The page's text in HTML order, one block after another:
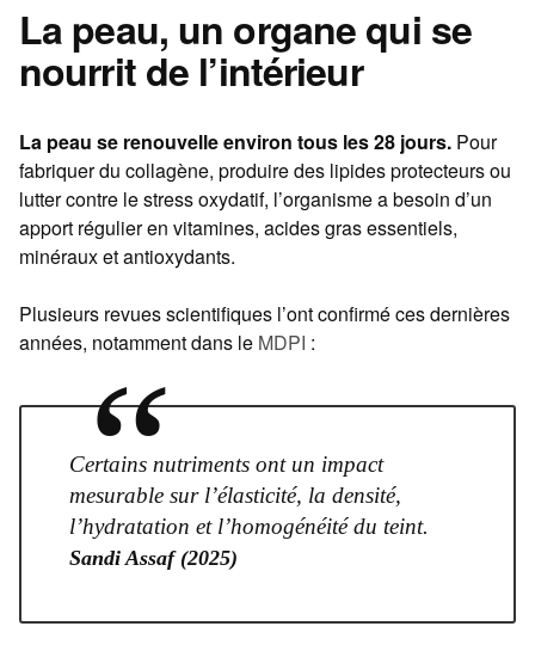
La peau, un organe qui se
nourrit de l’intérieur
La peau se renouvelle environ tous les 28 jours. Pour
fabriquer du collagène, produire des lipides protecteurs ou
lutter contre le stress oxydatif, l’organisme a besoin d’un
apport régulier en vitamines, acides gras essentiels,
minéraux et antioxydants.
Plusieurs revues scientifiques l’ont confirmé ces dernières
années, notamment dans le MDPI :
“
Certains nutriments ont un impact
mesurable sur l’élasticité, la densité,
l’hydratation et l’homogénéité du teint.
Sandi Assaf (2025)